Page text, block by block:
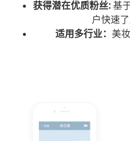
获得潜在优质粉丝: 基
户快速
适用多行业： 美